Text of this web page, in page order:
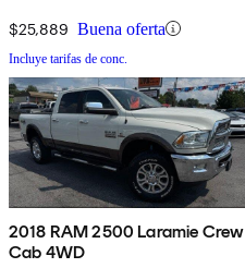
$25,889 Buena oferta
Incluye tarifas de conc.
2018 RAM 2500 Laramie Crew
Cab 4WD